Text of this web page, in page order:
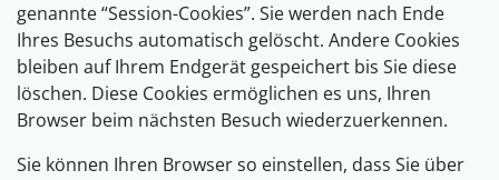
genannte “Session-Cookies”. Sie werden nach Ende
Ihres Besuchs automatisch gelöscht. Andere Cookies
bleiben auf Ihrem Endgerät gespeichert bis Sie diese
löschen. Diese Cookies ermöglichen es uns, Ihren
Browser beim nächsten Besuch wiederzuerkennen.
Sie können Ihren Browser so einstellen, dass Sie über